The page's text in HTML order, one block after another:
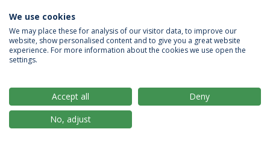
MAIS NOTÍCIAS
Política de Privacidade
Termos & Condições
© 2026 Universidade Católica Portuguesa
We use cookies
We may place these for analysis of our visitor data, to improve our
website, show personalised content and to give you a great website
experience. For more information about the cookies we use open the
settings.
Accept all
Deny
No, adjust